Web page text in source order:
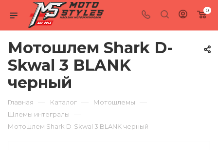
0
Мотошлем Shark D-
Skwal 3 BLANK
черный
Главная — Каталог — Мотошлемы —
Шлемы интегралы —
Мотошлем Shark D-Skwal 3 BLANK черный